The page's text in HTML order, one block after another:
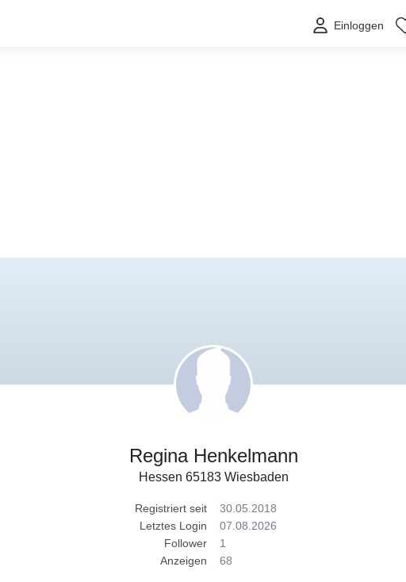
Einloggen
Regina Henkelmann
Hessen 65183 Wiesbaden
Registriert seit
30.05.2018
Letztes Login
07.08.2026
Follower
1
Anzeigen
68